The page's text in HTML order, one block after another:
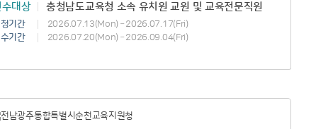
수대상 충청남도교육청 소속 유치원 교원 및 교육전문직원
기간
2026.07.13(Mon) – 2026.07.17(Fri)
기간
2026.07.20(Mon) – 2026.09.04(Fri)